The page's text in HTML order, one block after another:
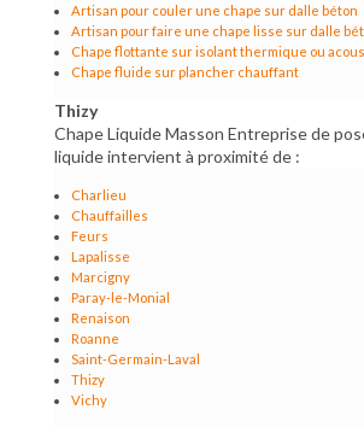
Artisan pour couler une chape sur dalle béton
Artisan pour faire une chape lisse sur dalle
Chape flottante sur isolant thermique ou
Chape fluide sur plancher chauffant
Thizy
Chape Liquide Masson Entreprise de
liquide intervient à proximité de :
Charlieu
Chauffailles
Feurs
Lapalisse
Marcigny
Paray-le-Monial
Renaison
Roanne
Saint-Germain-Laval
Thizy
Vichy